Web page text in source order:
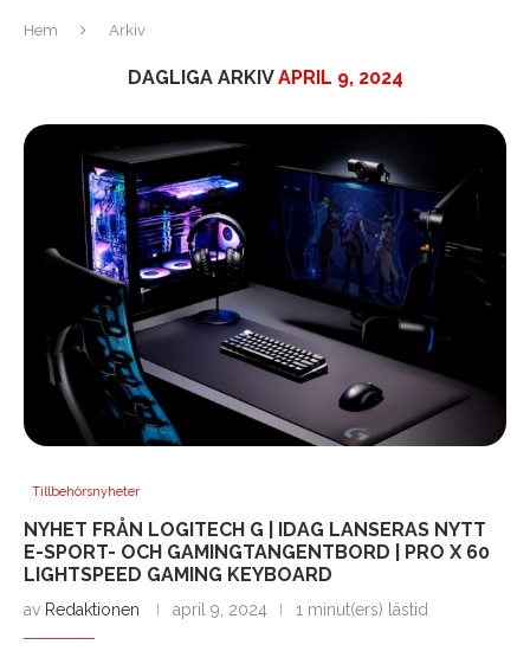
Hem Arkiv
DAGLIGA ARKIVAPRIL 9, 2024
Tillbehörsnyheter
NYHET FRÅN LOGITECH G | IDAG LANSERAS NYTT
E-SPORT- OCH GAMINGTANGENTBORD | PRO X 60
LIGHTSPEED GAMING KEYBOARD
av Redaktionen april 9, 2024 1 minut(ers) lästid